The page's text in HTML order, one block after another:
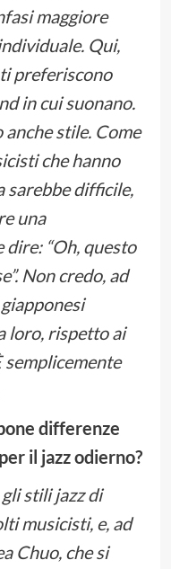
maggiore
Qui,
preferiscono
in cui suonano.
anche stile. Come
che hanno
sarebbe difficile,
una
“Oh, questo
Non credo, ad
loro, rispetto ai
differenze
il jazz odierno?
stili jazz di
musicisti, e, ad
Chuo, che si